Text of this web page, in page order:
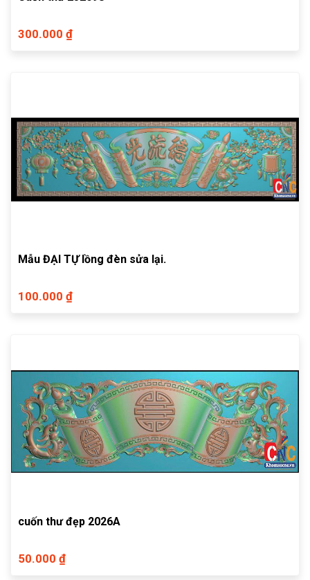
300.000 ₫
Mẫu ĐẠI TỰ lồng đèn sửa lại.
100.000 ₫
cuốn thư đẹp 2026A
50.000 ₫